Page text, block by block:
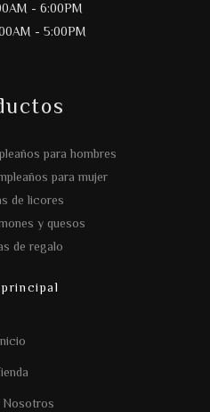
- 6:00PM
- 5:00PM
para hombres
para mujer
de licores
y quesos
de regalo
Nosotros